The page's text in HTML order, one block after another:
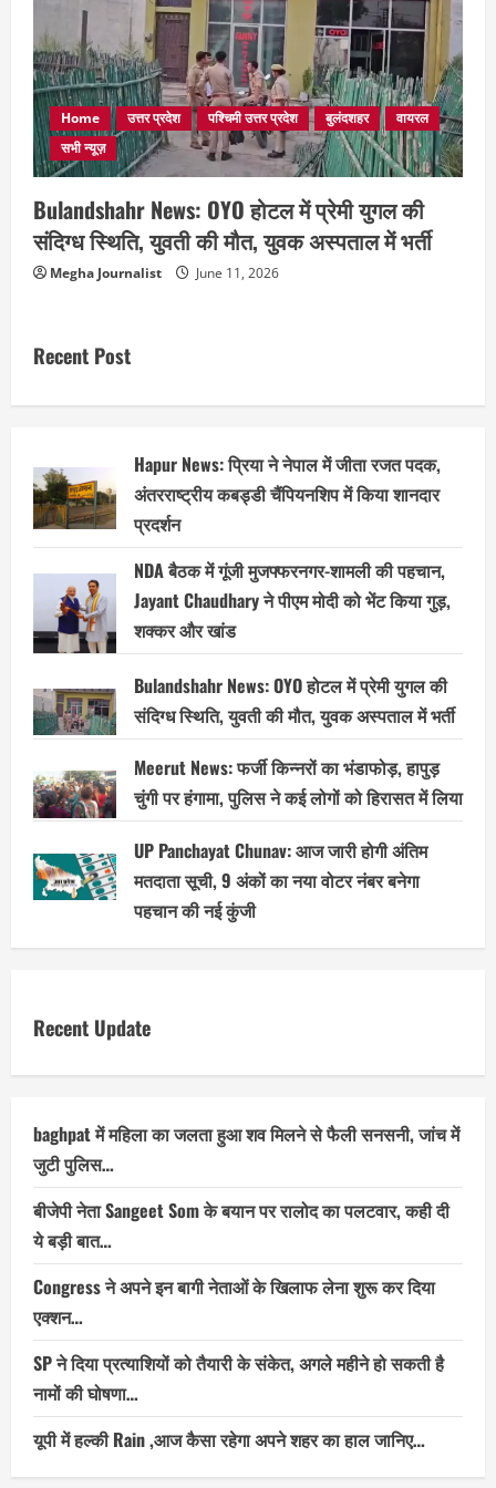
Home उत्तर प्रदेश पश्चिमी उत्तर प्रदेश बुलंदशहर
वायरल
सभी न्यूज़
Bulandshahr News: OYO होटल में प्रेमी युगल की
संदिग्ध स्थिति, युवती की मौत, युवक अस्पताल में भर्ती
Megha Journalist June 11, 2026
Recent Post
Hapur News: प्रिया ने नेपाल में जीता रजत पदक,
अंतरराष्ट्रीय कबड्डी चैंपियनशिप में किया शानदार
प्रदर्शन
NDA बैठक में गूंजी मुजफ्फरनगर-शामली की पहचान,
Jayant Chaudhary ने पीएम मोदी को भेंट किया गुड़,
शक्कर और खांड
Bulandshahr News: OYO होटल में प्रेमी युगल की
संदिग्ध स्थिति, युवती की मौत, युवक अस्पताल में भर्ती
Meerut News: फर्जी किन्नरों का भंडाफोड़, हापुड़
चुंगी पर हंगामा, पुलिस ने कई लोगों को हिरासत में लिया
UP Panchayat Chunav: आज जारी होगी अंतिम
मतदाता सूची, 9 अंकों का नया वोटर नंबर बनेगा
पहचान की नई कुंजी
Recent Update
baghpat में महिला का जलता हुआ शव मिलने से फैली सनसनी, जांच में
जुटी पुलिस…
बीजेपी नेता Sangeet Som के बयान पर रालोद का पलटवार, कही दी
ये बड़ी बात…
Congress ने अपने इन बागी नेताओं के खिलाफ लेना शुरू कर दिया
एक्शन…
SP ने दिया प्रत्याशियों को तैयारी के संकेत, अगले महीने हो सकती है
नामों की घोषणा…
यूपी में हल्की Rain ,आज कैसा रहेगा अपने शहर का हाल जानिए…